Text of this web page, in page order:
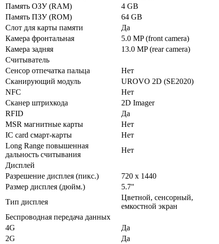
Память ОЗУ (RAM)
4 GB
Память ПЗУ (ROM)
64 GB
Слот для карты памяти
Да
Камера фронтальная
5.0 MP (front camera)
Камера задняя
13.0 MP (rear camera)
Считыватель
Сенсор отпечатка пальца
Нет
Сканирующий модуль
UROVO 2D (SE2020)
NFC
Нет
Сканер штрихкода
2D Imager
RFID
Да
MSR магнитные карты
Нет
IC card смарт-карты
Нет
Long Range повышенная
дальность считывания
Нет
Дисплей
Разрешение дисплея (пикс.)
720 x 1440
Размер дисплея (дюйм.)
5.7"
Тип дисплея
Цветной, сенсорный,
емкостной экран
Беспроводная передача данных
4G
Да
2G
Да